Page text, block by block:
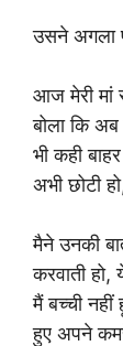
उसने अगला
आज मेरी मां
बोला कि
भी कही
अभी छोटी
मैने उनकी
करवाती
मैं बच्ची
हुए अपने